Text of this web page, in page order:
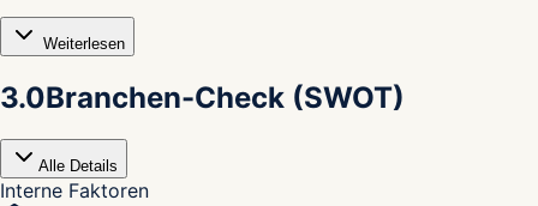
Weiterlesen
3.0Branchen-Check (SWOT)
Alle Details
Interne Faktoren